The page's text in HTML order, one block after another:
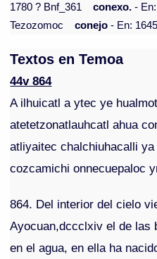
1780 ? Bnf_361
conexo. -
Tezozomoc
conejo - En:
Textos en Temoa
44v 864
A ilhuicatl a ytec ye
atetetzonatlauhcatl ahua
atliyaitec chalchiuhacalli
cozcamichi onnecuepaloc
864. Del interior del cielo
Ayocuan,dccclxiv el de las
en el agua, en ella ha